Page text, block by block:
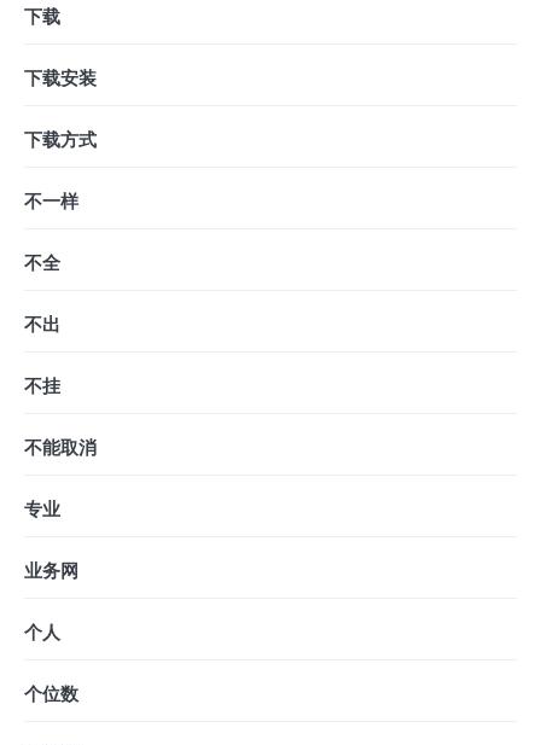
下载
下载安装
下载方式
不一样
不全
不出
不挂
不能取消
专业
业务网
个人
个位数